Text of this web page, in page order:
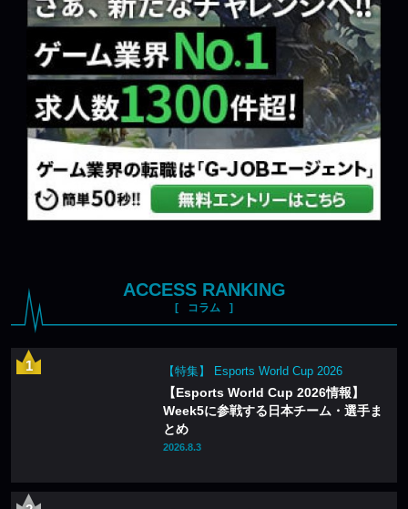
ACCESS RANKING
コラム
【特集】 Esports World Cup 2026
【Esports World Cup 2026情報】
Week5に参戦する日本チーム・選手ま
とめ
2026.8.3